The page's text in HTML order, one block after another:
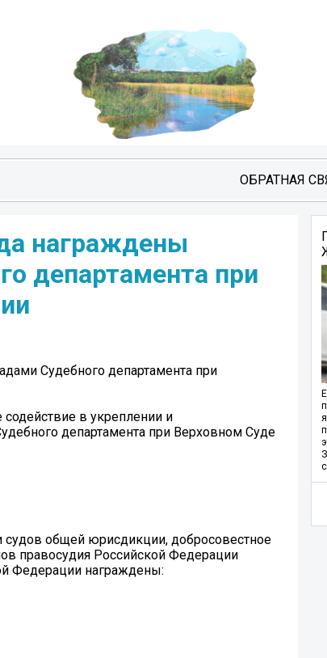
ОБРАТНАЯ
награждены
департамента при
Судебного департамента при
в укреплении и
департамента при Верховном Суде
судов общей юрисдикции, добросовестное
правосудия Российской Федерации
Федерации награждены: